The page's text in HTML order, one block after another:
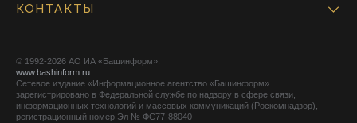
КОНТАКТЫ
© 1992-2026 АО ИА «Башинформ».
www.bashinform.ru
Сетевое издание «Информационное агентство «Башинформ»
зарегистрировано в Федеральной службе по надзору в сфере связи,
информационных технологий и массовых коммуникаций (Роскомнадзор),
регистрационный номер Эл № ФС77-88040